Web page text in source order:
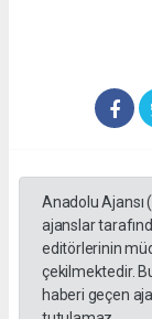
Anadolu Ajansı
ajanslar
editörlerinin
çekilmektedir.
haberi geçen